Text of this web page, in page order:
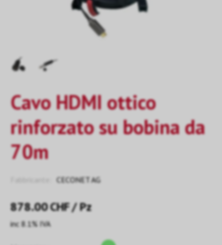
Cavo HDMI ottico
rinforzato su bobina da
70m
CECONET AG
878.00CHF/ Pz
inc 8.1% IVA